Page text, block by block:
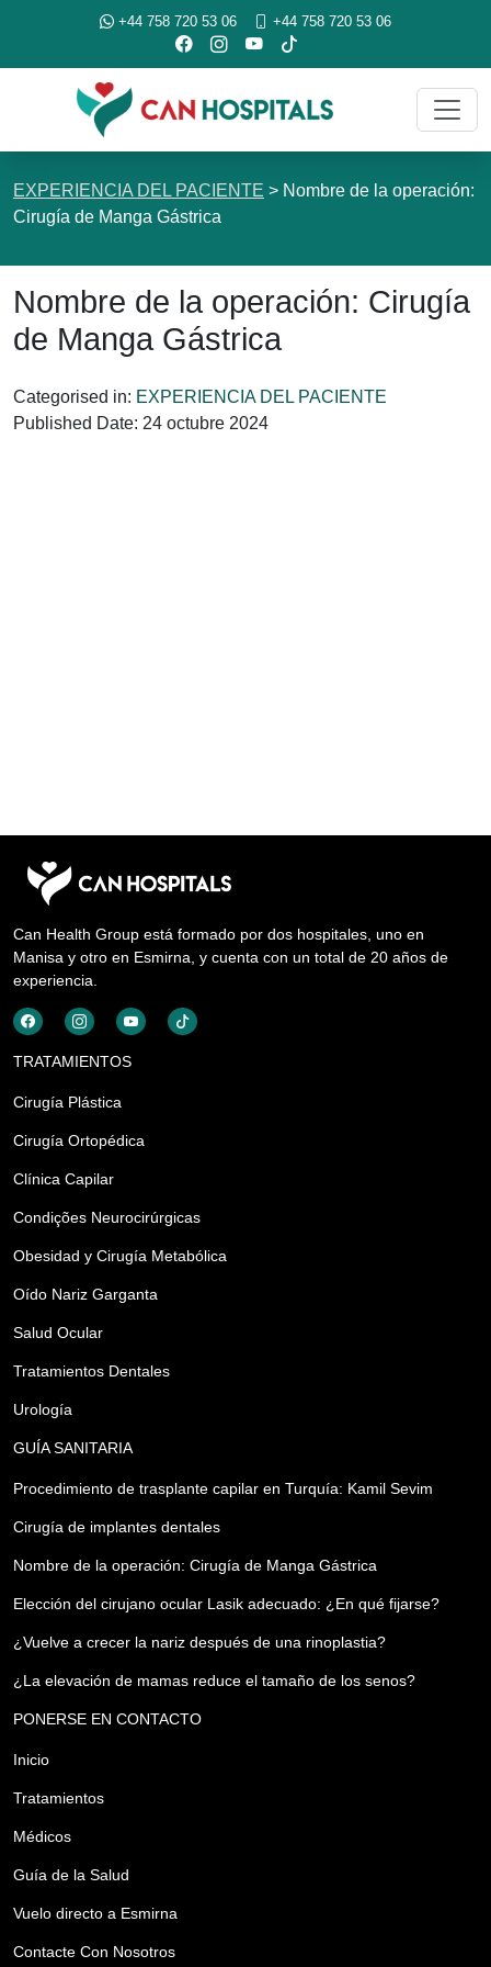
+44 758 720 53 06 +44 758 720 53 06
EXPERIENCIA DEL PACIENTE > Nombre de la operación:
Cirugía de Manga Gástrica
Nombre de la operación: Cirugía
de Manga Gástrica
Categorised in: EXPERIENCIA DEL PACIENTE
Published Date: 24 octubre 2024
Can Health Group está formado por dos hospitales, uno en
Manisa y otro en Esmirna, y cuenta con un total de 20 años de
experiencia.
TRATAMIENTOS
Cirugía Plástica
Cirugía Ortopédica
Clínica Capilar
Condições Neurocirúrgicas
Obesidad y Cirugía Metabólica
Oído Nariz Garganta
Salud Ocular
Tratamientos Dentales
Urología
GUÍA SANITARIA
Procedimiento de trasplante capilar en Turquía: Kamil Sevim
Cirugía de implantes dentales
Nombre de la operación: Cirugía de Manga Gástrica
Elección del cirujano ocular Lasik adecuado: ¿En qué fijarse?
¿Vuelve a crecer la nariz después de una rinoplastia?
¿La elevación de mamas reduce el tamaño de los senos?
PONERSE EN CONTACTO
Inicio
Tratamientos
Médicos
Guía de la Salud
Vuelo directo a Esmirna
Contacte Con Nosotros